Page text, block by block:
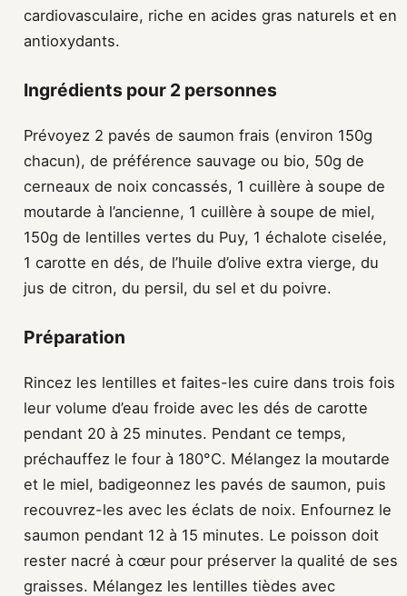
cardiovasculaire, riche en acides gras naturels et en
antioxydants.
Ingrédients pour 2 personnes
Prévoyez 2 pavés de saumon frais (environ 150g
chacun), de préférence sauvage ou bio, 50g de
cerneaux de noix concassés, 1 cuillère à soupe de
moutarde à l’ancienne, 1 cuillère à soupe de miel,
150g de lentilles vertes du Puy, 1 échalote ciselée,
1 carotte en dés, de l’huile d’olive extra vierge, du
jus de citron, du persil, du sel et du poivre.
Préparation
Rincez les lentilles et faites-les cuire dans trois fois
leur volume d’eau froide avec les dés de carotte
pendant 20 à 25 minutes. Pendant ce temps,
préchauffez le four à 180°C. Mélangez la moutarde
et le miel, badigeonnez les pavés de saumon, puis
recouvrez-les avec les éclats de noix. Enfournez le
saumon pendant 12 à 15 minutes. Le poisson doit
rester nacré à cœur pour préserver la qualité de ses
graisses. Mélangez les lentilles tièdes avec